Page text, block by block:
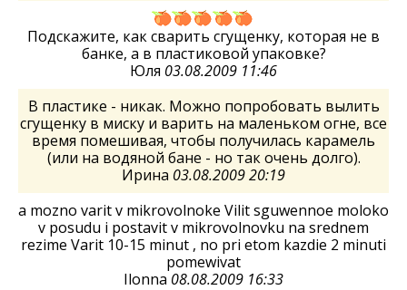
Подскажите, как сварить сгущенку, которая не в
банке, а в пластиковой упаковке?
Юля 03.08.2009 11:46
В пластике - никак. Можно попробовать вылить
сгущенку в миску и варить на маленьком огне, все
время помешивая, чтобы получилась карамель
(или на водяной бане - но так очень долго).
Ирина 03.08.2009 20:19
a mozno varit v mikrovolnoke Vilit sguwennoe moloko
v posudu i postavit v mikrovolnovku na srednem
rezime Varit 10-15 minut , no pri etom kazdie 2 minuti
pomewivat
Ilonna 08.08.2009 16:33